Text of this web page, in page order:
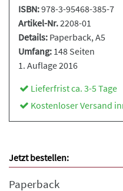
ISBN:978-3-95468-385-7
Artikel-Nr.2208-01
Details: Paperback, A5
Umfang: 148 Seiten
1. Auflage 2016
Lieferfrist ca. 3-5 Tage
Kostenloser Versand
Jetzt bestellen:
Paperback